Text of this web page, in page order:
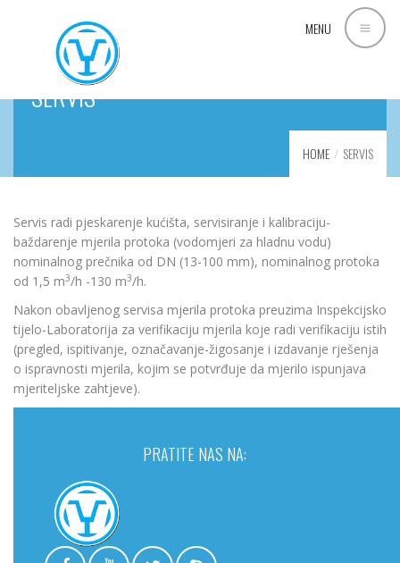
MENU
SERVIS
HOME SERVIS
Servis radi pjeskarenje kućišta, servisiranje i kalibraciju-
baždarenje mjerila protoka (vodomjeri za hladnu vodu)
nominalnog prečnika od DN (13-100 mm), nominalnog protoka
od 1,5 m3/h -130 m3/h.
Nakon obavljenog servisa mjerila protoka preuzima Inspekcijsko
tijelo-Laboratorija za verifikaciju mjerila koje radi verifikaciju istih
(pregled, ispitivanje, označavanje-žigosanje i izdavanje rješenja
o ispravnosti mjerila, kojim se potvrđuje da mjerilo ispunjava
mjeriteljske zahtjeve).
PRATITE NAS NA: